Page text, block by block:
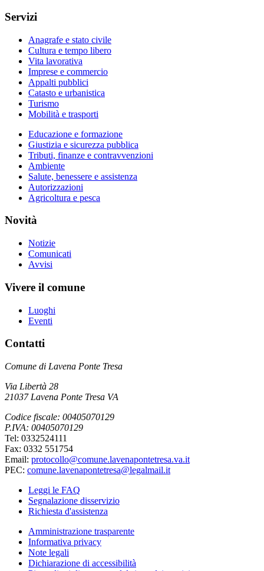
Servizi
Anagrafe e stato civile
Cultura e tempo libero
Vita lavorativa
Imprese e commercio
Appalti pubblici
Catasto e urbanistica
Turismo
Mobilità e trasporti
Educazione e formazione
Giustizia e sicurezza pubblica
Tributi, finanze e contravvenzioni
Ambiente
Salute, benessere e assistenza
Autorizzazioni
Agricoltura e pesca
Novità
Notizie
Comunicati
Avvisi
Vivere il comune
Luoghi
Eventi
Contatti
Comune di Lavena Ponte Tresa
Via Libertà 28
21037 Lavena Ponte Tresa VA
Codice fiscale: 00405070129
P.IVA: 00405070129
Tel: 0332524111
Fax: 0332 551754
Email: protocollo@comune.lavenapontetresa.va.it
PEC: comune.lavenapontetresa@legalmail.it
Leggi le FAQ
Segnalazione disservizio
Richiesta d'assistenza
Amministrazione trasparente
Informativa privacy
Note legali
Dichiarazione di accessibilità